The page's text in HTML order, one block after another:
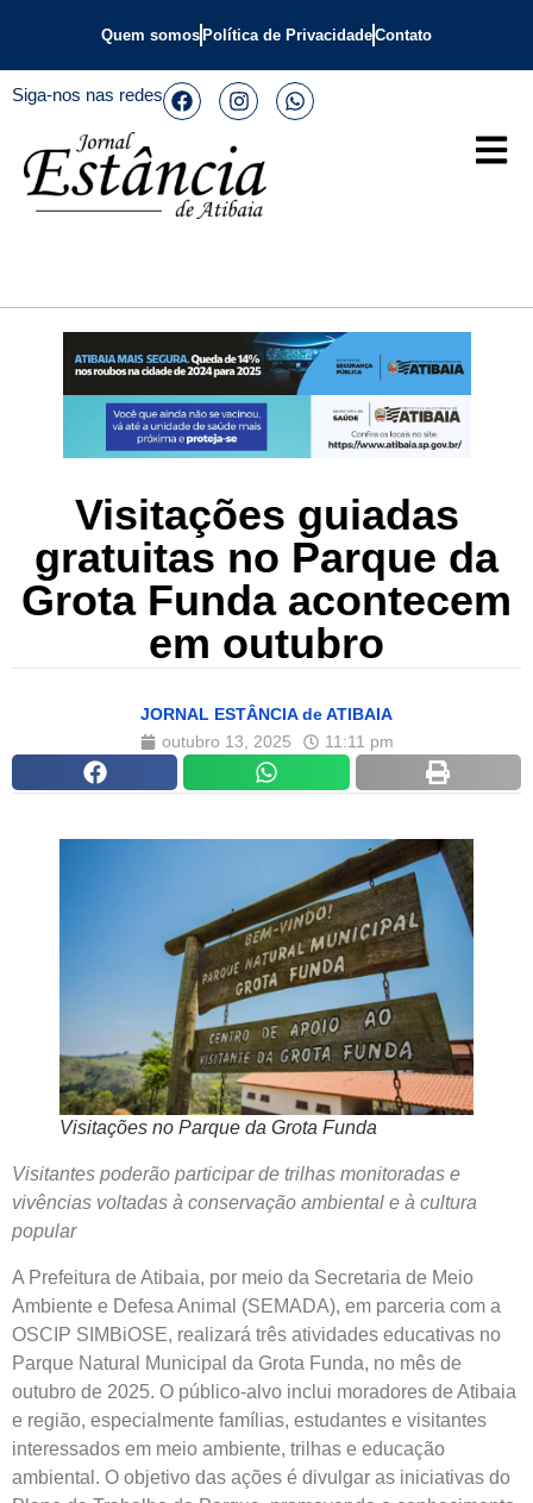
Quem somos Política de PrivacidadeContato
Siga-nos nas redes
Visitações guiadas
gratuitas no Parque da
Grota Funda acontecem
em outubro
JORNAL ESTÂNCIA de ATIBAIA
outubro 13, 2025
11:11 pm
Visitações no Parque da Grota Funda
Visitantes poderão participar de trilhas monitoradas e
vivências voltadas à conservação ambiental e à cultura
popular
A Prefeitura de Atibaia, por meio da Secretaria de Meio
Ambiente e Defesa Animal (SEMADA), em parceria com a
OSCIP SIMBiOSE, realizará três atividades educativas no
Parque Natural Municipal da Grota Funda, no mês de
outubro de 2025. O público-alvo inclui moradores de Atibaia
e região, especialmente famílias, estudantes e visitantes
interessados em meio ambiente, trilhas e educação
ambiental. O objetivo das ações é divulgar as iniciativas do